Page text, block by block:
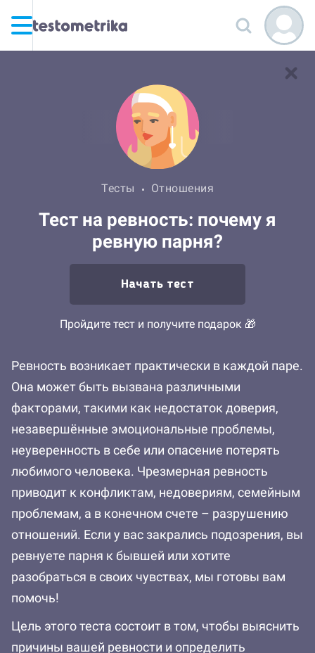
Тесты Отношения
Тест на ревность: почему я
ревную парня?
Начать тест
Пройдите тест и получите подарок 🎁
Ревность возникает практически в каждой паре.
Она может быть вызвана различными
факторами, такими как недостаток доверия,
незавершённые эмоциональные проблемы,
неуверенность в себе или опасение потерять
любимого человека. Чрезмерная ревность
приводит к конфликтам, недовериям, семейным
проблемам, а в конечном счете – разрушению
отношений. Если у вас закрались подозрения, вы
ревнуете парня к бывшей или хотите
разобраться в своих чувствах, мы готовы вам
помочь!
Цель этого теста состоит в том, чтобы выяснить
причины вашей ревности и определить